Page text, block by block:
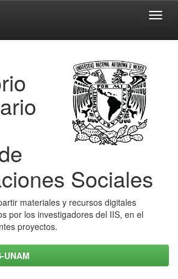
Sociales
materiales y recursos digitales
por los investigadores del IIS, en el
proyectos.